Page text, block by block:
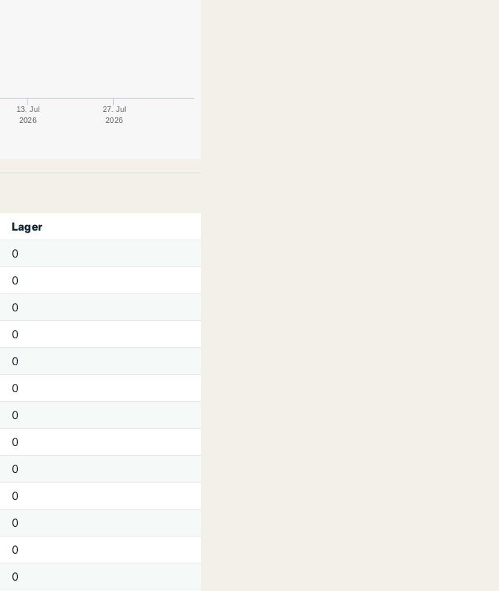
13. Jul
2026
27. Jul
2026
Lager
0
0
0
0
0
0
0
0
0
0
0
0
0